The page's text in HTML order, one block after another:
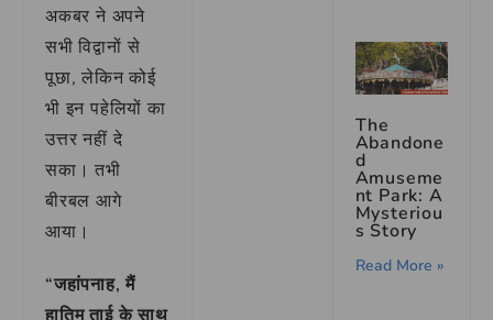
अकबर ने अपने
सभी विद्वानों से
पूछा, लेकिन कोई
भी इन पहेलियों का
उत्तर नहीं दे
सका। तभी
बीरबल आगे
आया।
“जहांपनाह, मैं
The
Abandone
d
Amuseme
nt Park: A
Mysteriou
s Story
Read More »